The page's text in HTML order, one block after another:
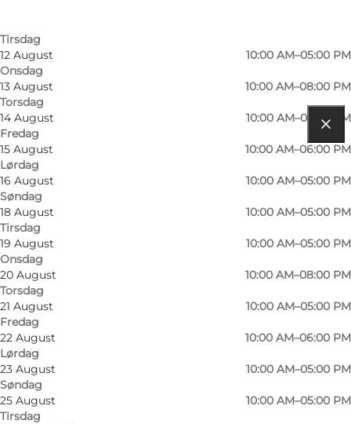
Tirsdag
12 August
Onsdag
10:00 AM–05:00 PM
13 August
Torsdag
10:00 AM–08:00 PM
14 August
Fredag
10:00 AM–05:00 PM
15 August
Lørdag
10:00 AM–06:00 PM
16 August
Søndag
10:00 AM–05:00 PM
18 August
Tirsdag
10:00 AM–05:00 PM
19 August
Onsdag
10:00 AM–05:00 PM
20 August
Torsdag
10:00 AM–08:00 PM
21 August
Fredag
10:00 AM–05:00 PM
22 August
Lørdag
10:00 AM–06:00 PM
23 August
Søndag
10:00 AM–05:00 PM
25 August
Tirsdag
10:00 AM–05:00 PM
Find vej
Amfipladsen 7
5000 Odense C